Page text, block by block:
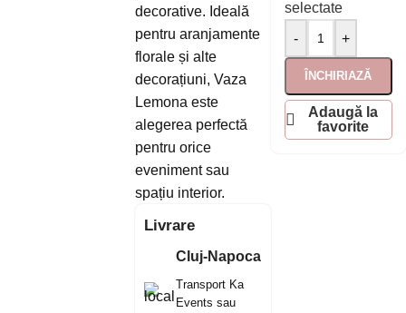
decorative. Ideală
pentru aranjamente
florale și alte
decorațiuni, Vaza
Lemona este
alegerea perfectă
pentru orice
eveniment sau
spațiu interior.
Livrare
Cluj-Napoca
Transport Ka
Events sau
selectate
-
+
ÎNCHIRIAZĂ
Adaugă la
favorite